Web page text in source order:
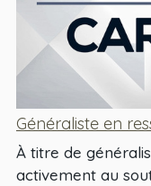
Généraliste en
À titre de
activement au